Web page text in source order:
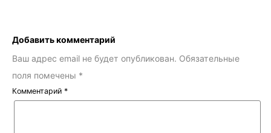
Добавить комментарий
Ваш адрес email не будет опубликован. Обязательные
поля помечены *
Комментарий *